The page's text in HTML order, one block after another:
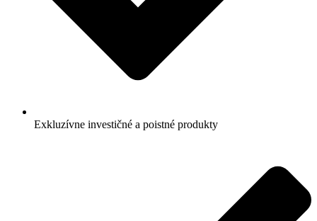
Exkluzívne investičné a poistné produkty